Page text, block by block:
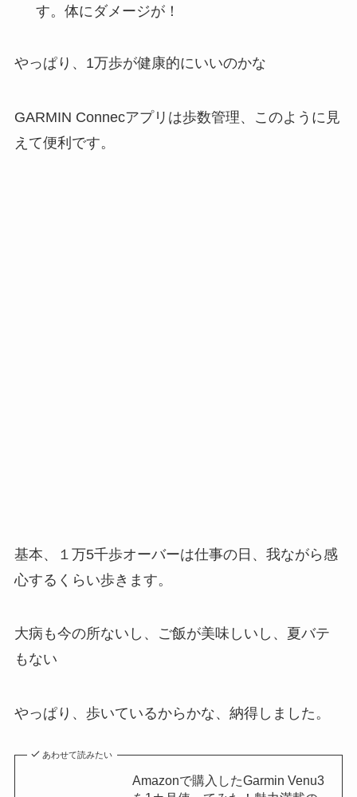
す。体にダメージが！
やっぱり、1万歩が健康的にいいのかな
GARMIN Connecアプリは歩数管理、このように見
えて便利です。
基本、１万5千歩オーバーは仕事の日、我ながら感
心するくらい歩きます。
大病も今の所ないし、ご飯が美味しいし、夏バテ
もない
やっぱり、歩いているからかな、納得しました。
あわせて読みたい
Amazonで購入したGarmin Venu3